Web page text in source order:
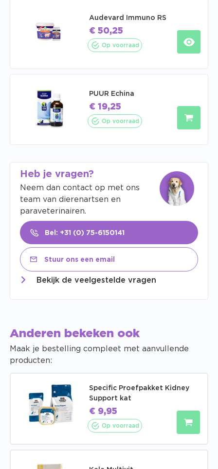
Audevard Immuno RS
€ 50,25
Op voorraad
PUUR Echina
€ 19,25
Op voorraad
Heb je vragen?
Neem dan contact op met ons
team van dierenartsen en
paraveterinairen.
Bel: +31 (0) 75-6150141
Stuur ons een email
Bekijk de veelgestelde vragen
Anderen bekeken ook
Maak je bestelling compleet met aanvullende
producten:
Specific Proefpakket Kidney
Support kat
€ 9,95
Op voorraad